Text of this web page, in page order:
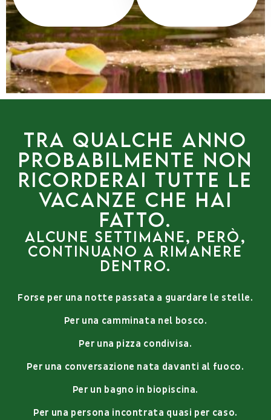
Tra qualche anno
probabilmente non
ricorderai tutte le
vacanze che hai
fatto.
Alcune settimane, però,
continuano a rimanere
dentro.
Forse per una notte passata a guardare le stelle.
Per una camminata nel bosco.
Per una pizza condivisa.
Per una conversazione nata davanti al fuoco.
Per un bagno in biopiscina.
Per una persona incontrata quasi per caso.